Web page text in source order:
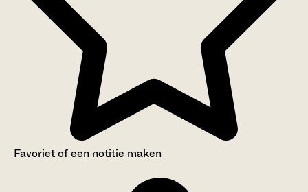
Favoriet of een notitie maken